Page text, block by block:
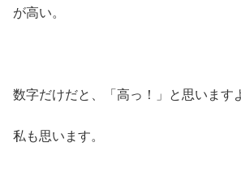
が高い。
数字だけだと、「高っ！」と思います
私も思います。